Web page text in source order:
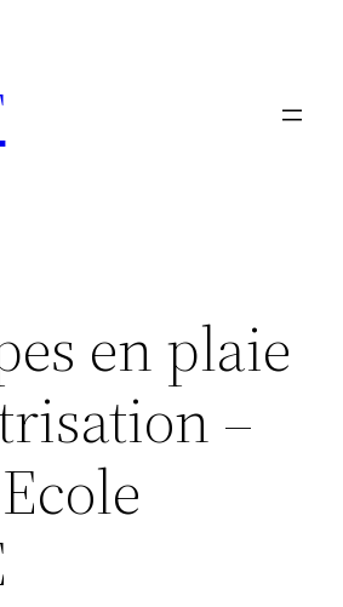
en plaie
–